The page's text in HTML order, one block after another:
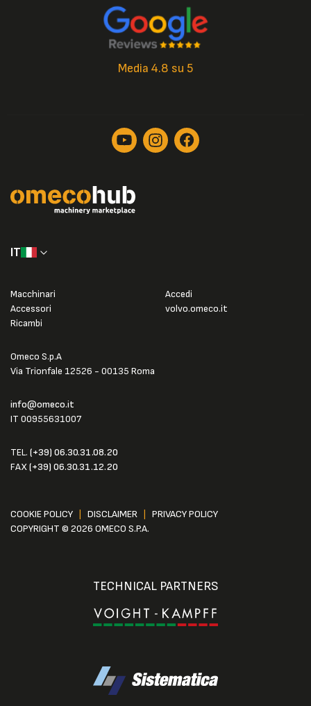
Media 4.8 su 5
IT
Omeco S.p.A
Via Trionfale 12526 - 00135 Roma
info@omeco.it
IT 00955631007
TEL. (+39) 06.30.31.08.20
FAX(+39) 06.30.31.12.20
Macchinari
Accessori
Ricambi
Accedi
volvo.omeco.it
COOKIE POLICY DISCLAIMER
PRIVACY POLICY
COPYRIGHT © 2026 OMECO S.P.A.
TECHNICAL PARTNERS